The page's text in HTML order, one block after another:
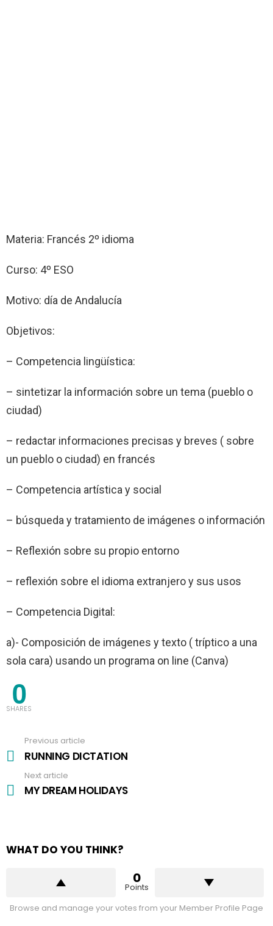
Materia: Francés 2º idioma
Curso: 4º ESO
Motivo: día de Andalucía
Objetivos:
– Competencia lingüística:
– sintetizar la información sobre un tema (pueblo o
ciudad)
– redactar informaciones precisas y breves ( sobre
un pueblo o ciudad) en francés
– Competencia artística y social
– búsqueda y tratamiento de imágenes o información
– Reflexión sobre su propio entorno
– reflexión sobre el idioma extranjero y sus usos
– Competencia Digital:
a)- Composición de imágenes y texto ( tríptico a una
sola cara) usando un programa on line (Canva)
0
SHARES
more
Previous article
RUNNING DICTATION
Next article
MY DREAM HOLIDAYS
WHAT DO YOU THINK?
0
Points
Browse and manage your votes from your Member Profile Page